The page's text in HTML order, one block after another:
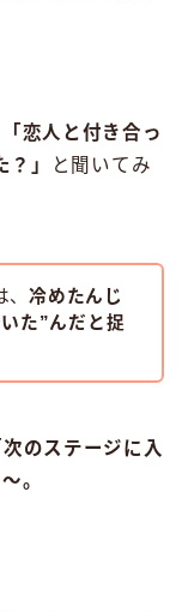
「恋人と付き合っ
」
と聞いてみ
、冷めたんじ
た”んだと捉
のステージに入
。